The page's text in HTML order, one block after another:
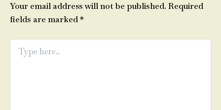
Your email address will not be published. Required
fields are marked*
here..